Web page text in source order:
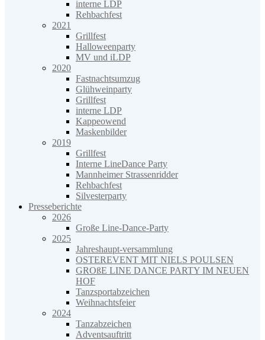
interne LDP
Rehbachfest
2021
Grillfest
Halloweenparty
MV und iLDP
2020
Fastnachtsumzug
Glühweinparty
Grillfest
interne LDP
Kappeowend
Maskenbilder
2019
Grillfest
Interne LineDance Party
Mannheimer Strassenridder
Rehbachfest
Silvesterparty
Presseberichte
2026
Große Line-Dance-Party
2025
Jahreshaupt-versammlung
OSTEREVENT MIT NIELS POULSEN
GROßE LINE DANCE PARTY IM NEUEN
HOF
Tanzsportabzeichen
Weihnachtsfeier
2024
Tanzabzeichen
Adventsauftritt